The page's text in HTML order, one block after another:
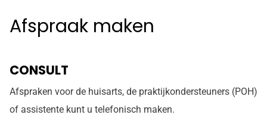
Afspraak maken
CONSULT
Afspraken voor de huisarts, de praktijkondersteuners (POH)
of assistente kunt u telefonisch maken.